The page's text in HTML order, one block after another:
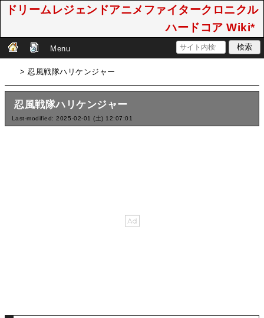
ドリームレジェンドアニメファイタークロニクル
ハードコア Wiki*
Menu
> 忍風戦隊ハリケンジャー
忍風戦隊ハリケンジャー
Last-modified: 2025-02-01 (土) 12:07:01